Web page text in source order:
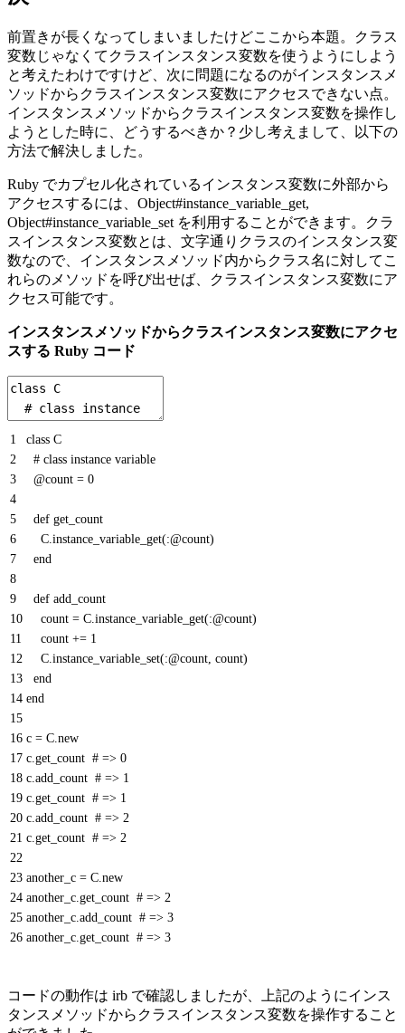
前置きが長くなってしまいましたけどここから本題。クラス
変数じゃなくてクラスインスタンス変数を使うようにしよう
と考えたわけですけど、次に問題になるのがインスタンスメ
ソッドからクラスインスタンス変数にアクセスできない点。
インスタンスメソッドからクラスインスタンス変数を操作し
ようとした時に、どうするべきか？少し考えまして、以下の
方法で解決しました。
Ruby でカプセル化されているインスタンス変数に外部から
アクセスするには、Object#instance_variable_get,
Object#instance_variable_set を利用することができます。クラ
スインスタンス変数とは、文字通りクラスのインスタンス変
数なので、インスタンスメソッド内からクラス名に対してこ
れらのメソッドを呼び出せば、クラスインスタンス変数にア
クセス可能です。
インスタンスメソッドからクラスインスタンス変数にアクセ
スする Ruby コード
1
2
3
4
5
6
7
8
9
10
11
12
13
14
15
16
17
18
19
20
21
22
23
24
25
26
class C
# class instance variable
@count = 0
def get count
C instance_variable_get(:@count)
end
def add count
count = C instance_variable_get(:@count)
count += 1
C instance_variable_set(:@count count)
end
end
c = C new
c get_count # => 0
c add_count # => 1
c get_count # => 1
c add_count # => 2
c get_count # => 2
another_c = C new
another_c get_count # => 2
another_c add_count # => 3
another_c get_count # => 3
コードの動作は irb で確認しましたが、上記のようにインス
タンスメソッドからクラスインスタンス変数を操作すること